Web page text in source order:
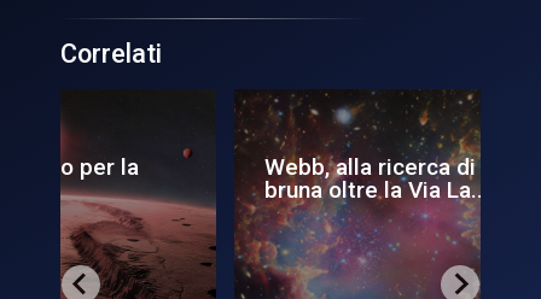
Correlati
Webb, alla ricerca di una nana
bruna oltre la Via La...